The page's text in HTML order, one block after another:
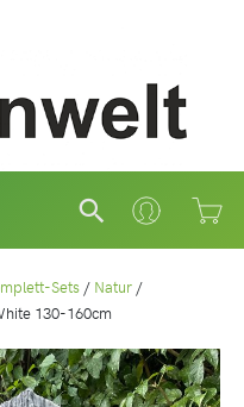
Suchen
Sets / Natur /
130-160cm